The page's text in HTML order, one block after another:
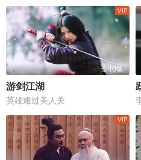
全40集
游剑江湖
英雄难过美人关